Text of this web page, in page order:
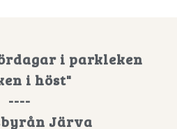
i parkleken
i höst"
----
Järva